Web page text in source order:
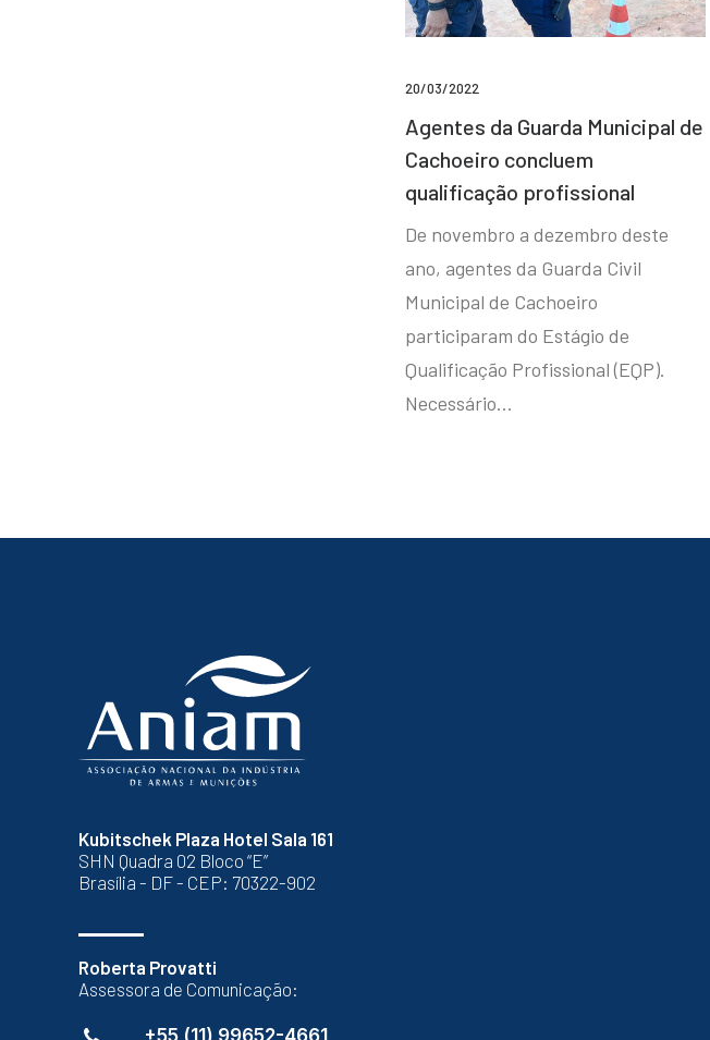
20/03/2022
Agentes da Guarda Municipal de
Cachoeiro concluem
qualificação profissional
De novembro a dezembro deste
ano, agentes da Guarda Civil
Municipal de Cachoeiro
participaram do Estágio de
Qualificação Profissional (EQP).
Necessário…
Kubitschek Plaza Hotel Sala 161
SHN Quadra 02 Bloco “E”
Brasília - DF - CEP: 70322-902
Roberta Provatti
Assessora de Comunicação:
+55 (11) 99652-4661